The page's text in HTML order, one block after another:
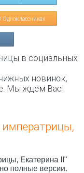
Одноклассниках
в социальных
новинок,
Мы ждём Вас!
императрицы,
Екатерина II"
полные версии.